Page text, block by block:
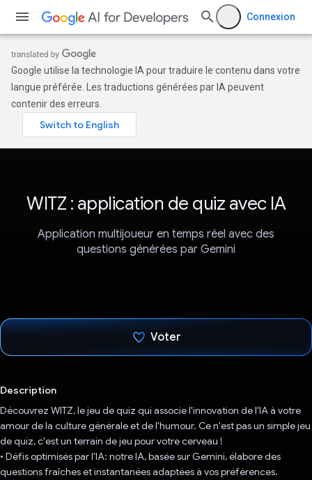
Connexion
Google utilise la technologie IA pour traduire le contenu dans votre
langue préférée. Les traductions générées par IA peuvent
contenir des erreurs.
WITZ : application de quiz avec IA
Application multijoueur en temps réel avec des
questions générées par Gemini
Voter
Description
Découvrez WITZ, le jeu de quiz qui associe l'innovation de l'IA à votre
amour de la culture générale et de l'humour. Ce n'est pas un simple jeu
de quiz, c'est un terrain de jeu pour votre cerveau !
• Défis optimisés par l'IA: notre IA, basée sur Gemini, élabore des
questions fraîches et instantanées adaptées à vos préférences.